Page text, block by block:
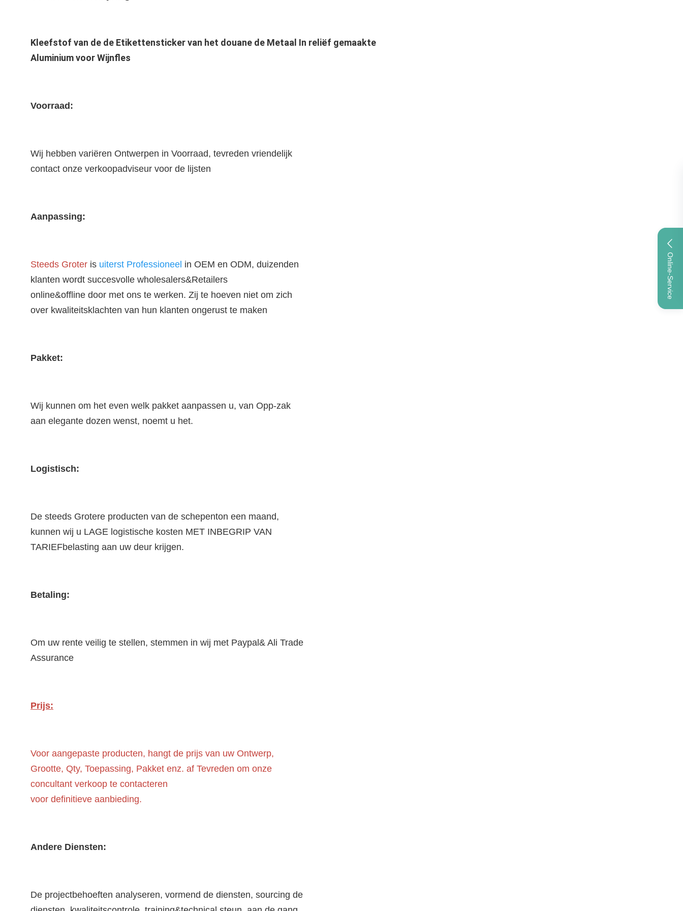
Online-Service
Kleefstof van de de Etikettensticker van het douane de Metaal In reliëf gemaakte
Aluminium voor Wijnfles
Voorraad:
Wij hebben variëren Ontwerpen in Voorraad, tevreden vriendelijk
contact onze verkoopadviseur voor de lijsten
Aanpassing:
Steeds Groter is uiterst Professioneel in OEM en ODM, duizenden
klanten wordt succesvolle wholesalers&Retailers
online&offline door met ons te werken. Zij te hoeven niet om zich
over kwaliteitsklachten van hun klanten ongerust te maken
Pakket:
Wij kunnen om het even welk pakket aanpassen u, van Opp-zak
aan elegante dozen wenst, noemt u het.
Logistisch:
De steeds Grotere producten van de schepenton een maand,
kunnen wij u LAGE logistische kosten MET INBEGRIP VAN
TARIEFbelasting aan uw deur krijgen.
Betaling:
Om uw rente veilig te stellen, stemmen in wij met Paypal& Ali Trade
Assurance
Prijs:
Voor aangepaste producten, hangt de prijs van uw Ontwerp,
Grootte, Qty, Toepassing, Pakket enz. af Tevreden om onze
concultant verkoop te contacteren
voor definitieve aanbieding.
Andere Diensten:
De projectbehoeften analyseren, vormend de diensten, sourcing de